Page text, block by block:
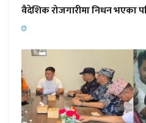
वैदेशिक रोजगारीमा निधन भएका